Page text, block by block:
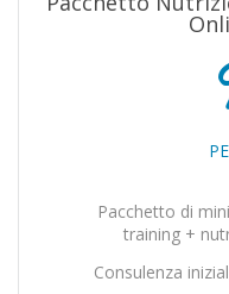
Pacchetto di
training +
Consulenza